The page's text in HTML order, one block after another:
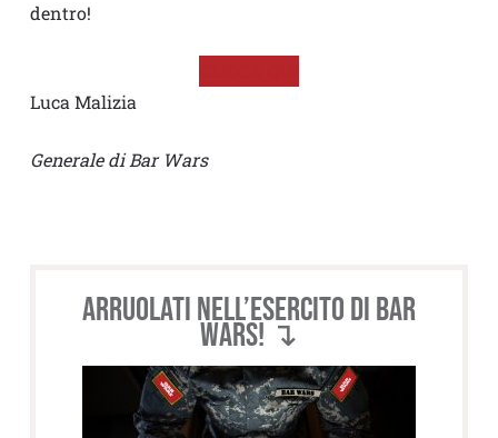
dentro!
Luca Malizia
Generale di Bar Wars
Arruolati nell’esercito di BAR
WARS! ↴